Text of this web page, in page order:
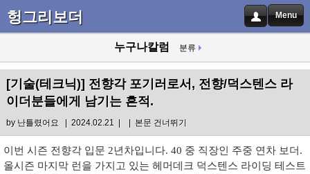
헝그리보더 Menu
누구나칼럼 분류
[기술(테크닉)] 전향각 포기러로서, 전향/덕스텐스 라
이더분들에게 남기는 흔적.
by 난틀렸어요 | 2024.02.21 | | 본문 건너뛰기
이번 시즌 전향각 입문 2년차입니다. 40 중 직장인 주중 연차 보더.
올시즌 마지막 런을 가지고 있는 헤머데크 덕스텐스 라이딩 테스트